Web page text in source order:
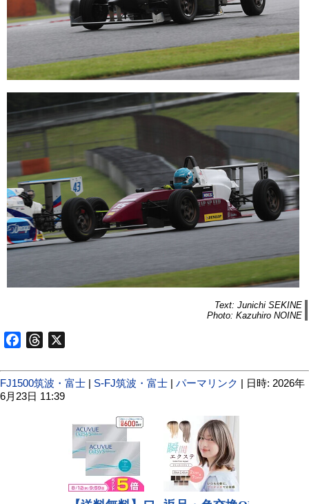
Text: Junichi SEKINE
Photo: Kazuhiro NOINE
FacebookThreads
FJ1500筑波・富士 | S-FJ筑波・富士 | パーマリンク | 日時: 2026年
6月23日 11:39